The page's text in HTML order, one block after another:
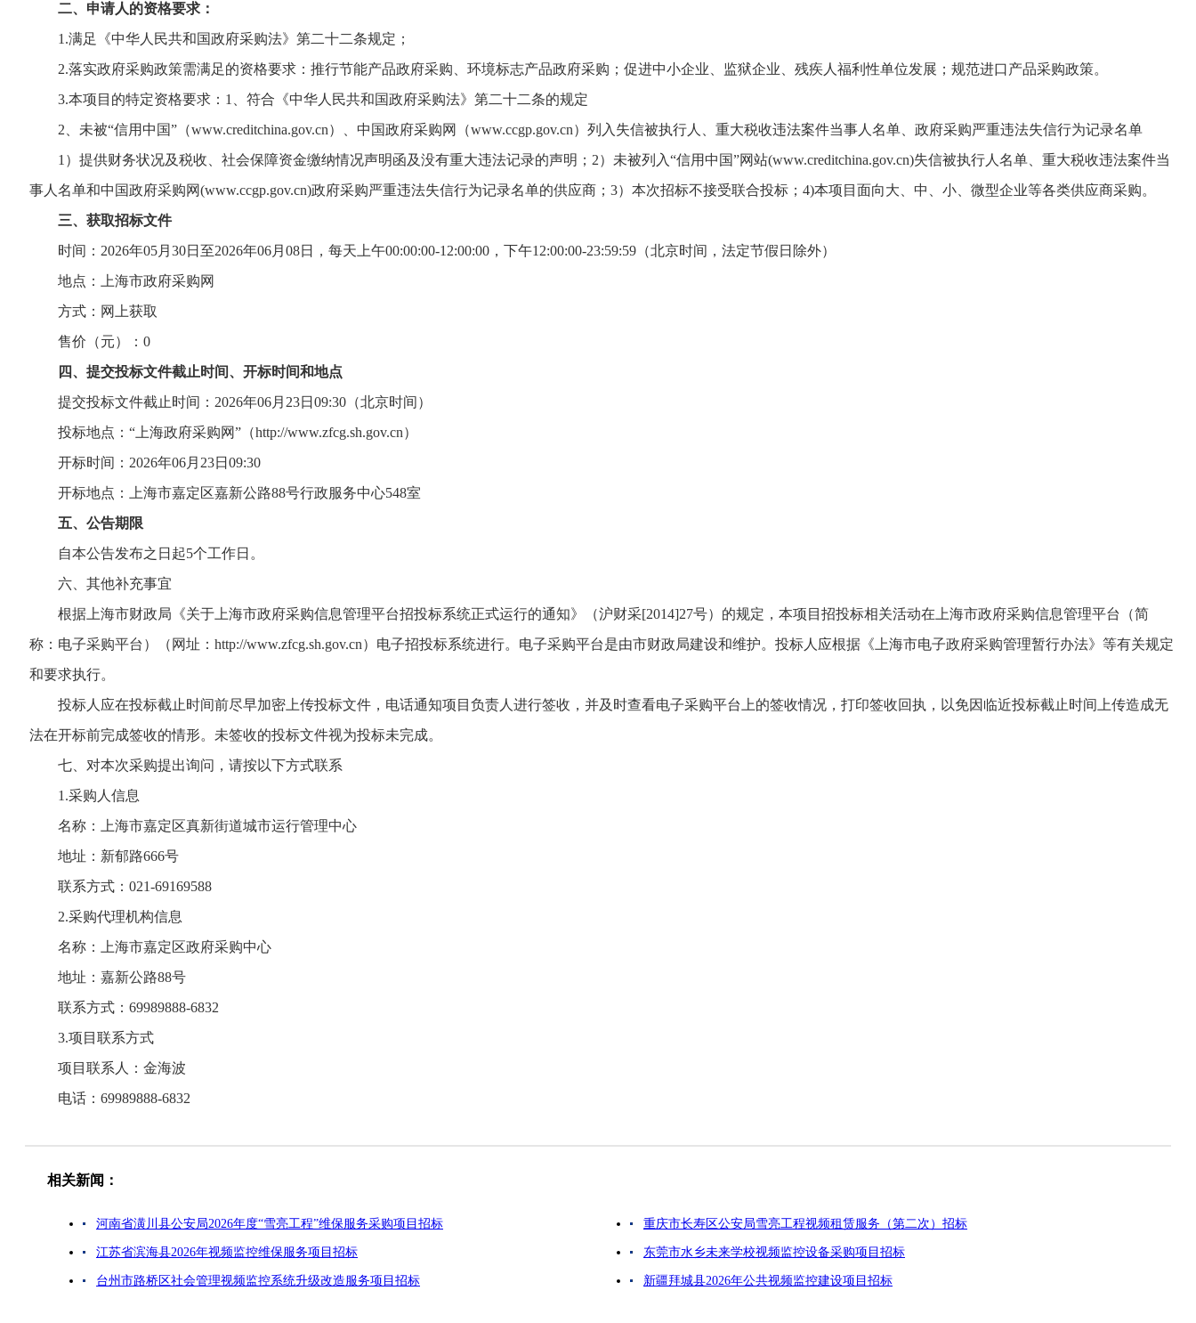
二、申请人的资格要求：
1.满足《中华人民共和国政府采购法》第二十二条规定；
2.落实政府采购政策需满足的资格要求：推行节能产品政府采购、环境标志产品政府采购；促进中小企业、监狱企业、残疾人福利性单位发展；规范进口产品采购政策。
3.本项目的特定资格要求：1、符合《中华人民共和国政府采购法》第二十二条的规定
2、未被“信用中国”（www.creditchina.gov.cn）、中国政府采购网（www.ccgp.gov.cn）列入失信被执行人、重大税收违法案件当事人名单、政府采购严重违法失信行为记录名单
1）提供财务状况及税收、社会保障资金缴纳情况声明函及没有重大违法记录的声明；2）未被列入“信用中国”网站(www.creditchina.gov.cn)失信被执行人名单、重大税收违法案件当
事人名单和中国政府采购网(www.ccgp.gov.cn)政府采购严重违法失信行为记录名单的供应商；3）本次招标不接受联合投标；4)本项目面向大、中、小、微型企业等各类供应商采购。
三、获取招标文件
时间：2026年05月30日至2026年06月08日，每天上午00:00:00-12:00:00，下午12:00:00-23:59:59（北京时间，法定节假日除外）
地点：上海市政府采购网
方式：网上获取
售价（元）：0
四、提交投标文件截止时间、开标时间和地点
提交投标文件截止时间：2026年06月23日09:30（北京时间）
投标地点：“上海政府采购网”（http://www.zfcg.sh.gov.cn）
开标时间：2026年06月23日09:30
开标地点：上海市嘉定区嘉新公路88号行政服务中心548室
五、公告期限
自本公告发布之日起5个工作日。
六、其他补充事宜
根据上海市财政局《关于上海市政府采购信息管理平台招投标系统正式运行的通知》（沪财采[2014]27号）的规定，本项目招投标相关活动在上海市政府采购信息管理平台（简
称：电子采购平台）（网址：http://www.zfcg.sh.gov.cn）电子招投标系统进行。电子采购平台是由市财政局建设和维护。投标人应根据《上海市电子政府采购管理暂行办法》等有关规定
和要求执行。
投标人应在投标截止时间前尽早加密上传投标文件，电话通知项目负责人进行签收，并及时查看电子采购平台上的签收情况，打印签收回执，以免因临近投标截止时间上传造成无
法在开标前完成签收的情形。未签收的投标文件视为投标未完成。
七、对本次采购提出询问，请按以下方式联系
1.采购人信息
名称：上海市嘉定区真新街道城市运行管理中心
地址：新郁路666号
联系方式：021-69169588
2.采购代理机构信息
名称：上海市嘉定区政府采购中心
地址：嘉新公路88号
联系方式：69989888-6832
3.项目联系方式
项目联系人：金海波
电话：69989888-6832
相关新闻：
河南省潢川县公安局2026年度“雪亮工程”维保服务采购项目招标 重庆市长寿区公安局雪亮工程视频租赁服务（第二次）招标
江苏省滨海县2026年视频监控维保服务项目招标 东莞市水乡未来学校视频监控设备采购项目招标
台州市路桥区社会管理视频监控系统升级改造服务项目招标 新疆拜城县2026年公共视频监控建设项目招标